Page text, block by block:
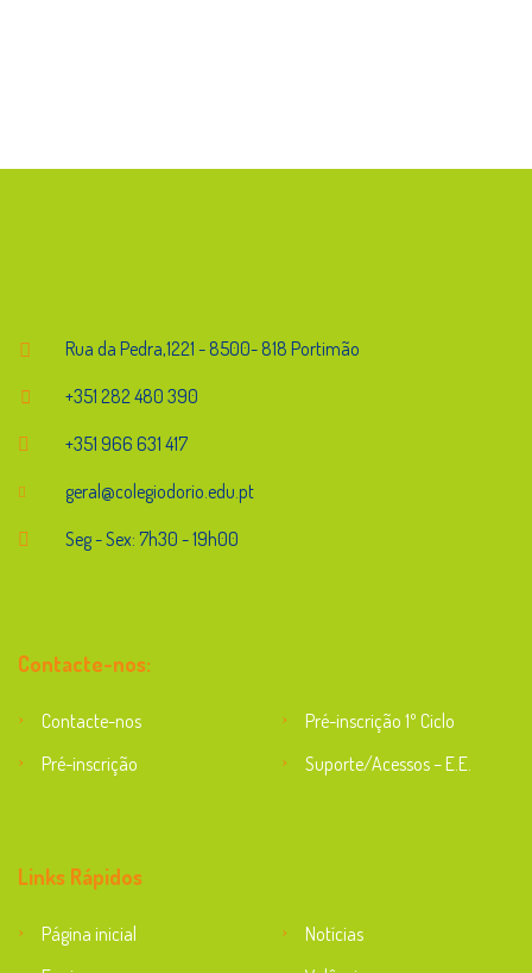
Rua da Pedra,1221 - 8500- 818 Portimão
+351 282 480 390
+351 966 631 417
geral@colegiodorio.edu.pt
Seg - Sex: 7h30 - 19h00
Contacte-nos:
Contacte-nos
Pré-inscrição 1º Ciclo
Pré-inscrição
Suporte/Acessos – E.E.
Links Rápidos
Página inicial
Notícias